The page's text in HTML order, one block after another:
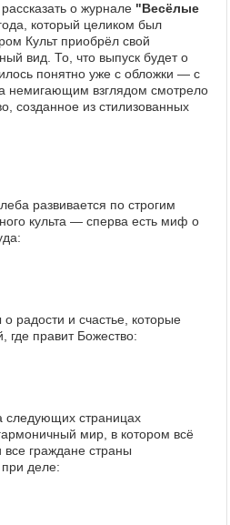
о журнале "Весёлые
который целиком был
Культ приобрёл свой
вид. То, что выпуск будет о
понятно уже с обложки — с
немигающим взглядом смотрело
созданное из стилизованных
развивается по строгим
культа — сперва есть миф о
радости и счастье, которые
где правит Божество:
следующих страницах
мир, в котором всё
все граждане страны
деле: